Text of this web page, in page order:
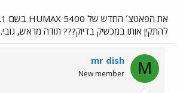
להתקין אותו במכשיק בדיוק??? תודה מראש, גובי.
M
mr dish
New member